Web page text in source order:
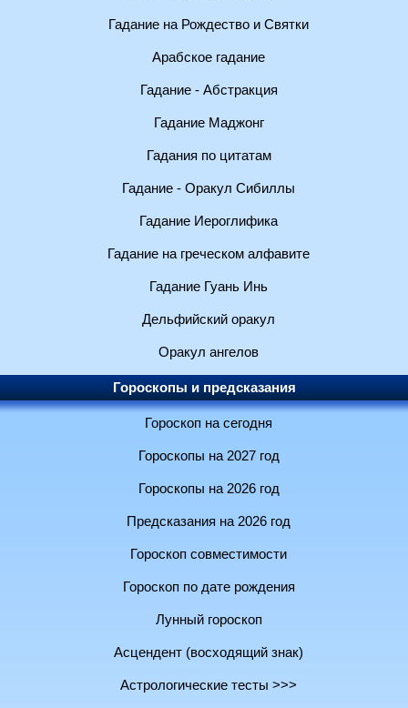
Гадание на Рождество и Святки
Арабское гадание
Гадание - Абстракция
Гадание Маджонг
Гадания по цитатам
Гадание - Оракул Сибиллы
Гадание Иероглифика
Гадание на греческом алфавите
Гадание Гуань Инь
Дельфийский оракул
Оракул ангелов
Гороскопы и предсказания
Гороскоп на сегодня
Гороскопы на 2027 год
Гороскопы на 2026 год
Предсказания на 2026 год
Гороскоп совместимости
Гороскоп по дате рождения
Лунный гороскоп
Асцендент (восходящий знак)
Астрологические тесты >>>